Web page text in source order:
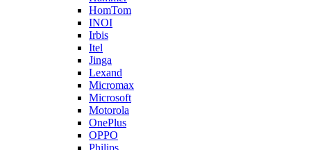
HomTom
INOI
Irbis
Itel
Jinga
Lexand
Micromax
Microsoft
Motorola
OnePlus
OPPO
Philips